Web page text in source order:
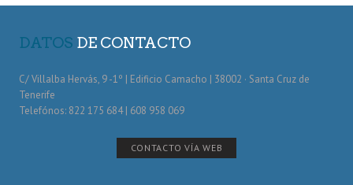
DATOS DE CONTACTO
C/ Villalba Hervás, 9 -1º | Edificio Camacho | 38002 · Santa Cruz de
Tenerife
Telefónos: 822 175 684 | 608 958 069
CONTACTO VÍA WEB